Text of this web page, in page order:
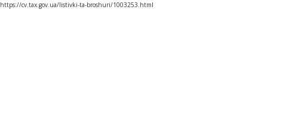
https://cv.tax.gov.ua/listivki-ta-broshuri/1003253.html